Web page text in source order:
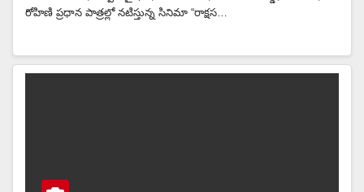
రోహిణి ప్రధాన పాత్రల్లో నటిస్తున్న సినిమా “రాక్షస…